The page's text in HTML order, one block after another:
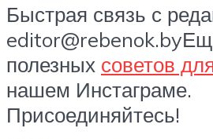
Быстрая связь с
полезных советов
нашем Инстаграме.
Присоединяйтесь!